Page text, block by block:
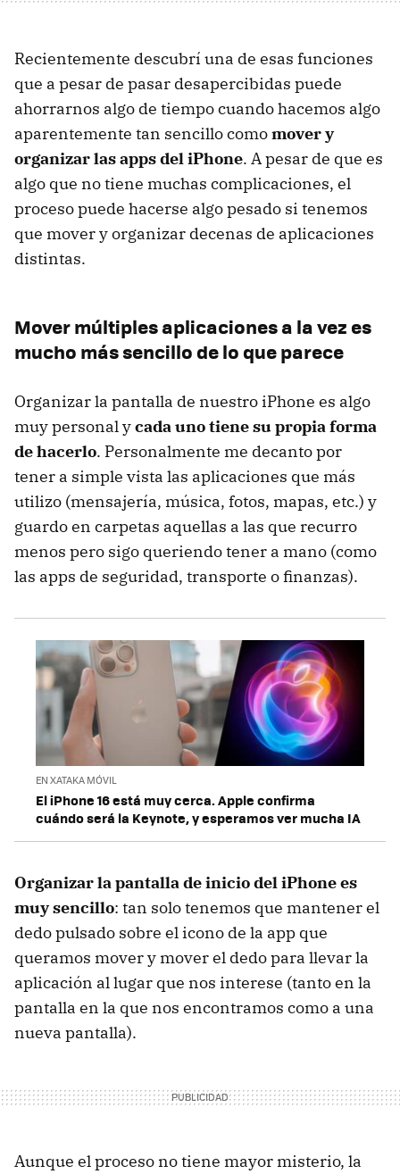
Recientemente descubrí una de esas funciones
que a pesar de pasar desapercibidas puede
ahorrarnos algo de tiempo cuando hacemos algo
aparentemente tan sencillo comomover y
organizar las apps del iPhone. A pesar de que es
algo que no tiene muchas complicaciones, el
proceso puede hacerse algo pesado si tenemos
que mover y organizar decenas de aplicaciones
distintas.
Mover múltiples aplicaciones a la vez es
mucho más sencillo de lo que parece
Organizar la pantalla de nuestro iPhone es algo
muy personal ycada uno tiene su propia forma
de hacerlo. Personalmente me decanto por
tener a simple vista las aplicaciones que más
utilizo (mensajería, música, fotos, mapas, etc.) y
guardo en carpetas aquellas a las que recurro
menos pero sigo queriendo tener a mano (como
las apps de seguridad, transporte o finanzas).
EN XATAKA MÓVIL
El iPhone 16 está muy cerca. Apple confirma
cuándo será la Keynote, y esperamos ver mucha IA
Organizar la pantalla de inicio del iPhone es
muy sencillo: tan solo tenemos que mantener el
dedo pulsado sobre el icono de la app que
queramos mover y mover el dedo para llevar la
aplicación al lugar que nos interese (tanto en la
pantalla en la que nos encontramos como a una
nueva pantalla).
Aunque el proceso no tiene mayor misterio, la